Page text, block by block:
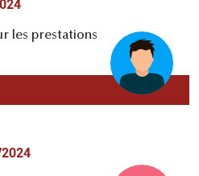
les prestations